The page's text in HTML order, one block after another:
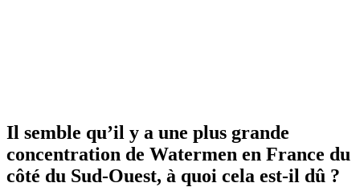
Il semble qu’il y a une plus grande
concentration de Watermen en France du
côté du Sud-Ouest, à quoi cela est-il dû ?